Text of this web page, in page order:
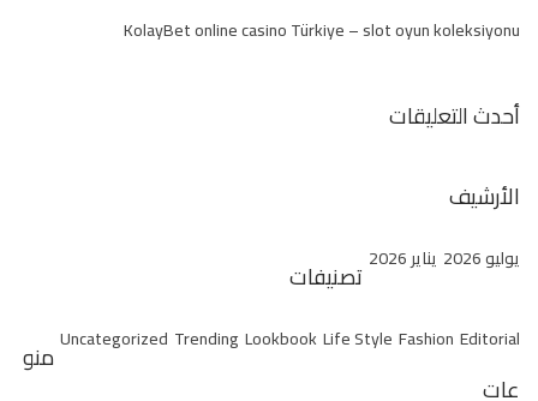
s
e
KolayBet online casino Türkiye – slot oyun koleksiyonu
أحدث التعليقات
الأرشيف
يوليو 2026 يناير 2026 تصنيفات
Editorial
Fashion
Life Style
Lookbook
Trending
Uncategorizedمنو
عات